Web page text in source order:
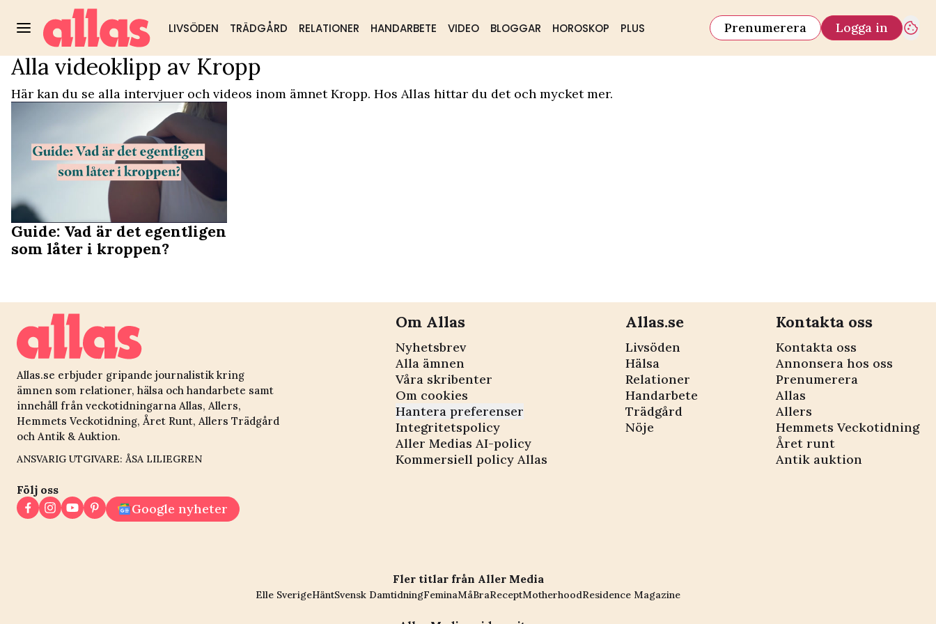
LIVSÖDEN TRÄDGÅRD RELATIONER HANDARBETE VIDEO BLOGGAR HOROSKOP PLUS Prenumerera Logga in
Populärt: Trädgård DIY & husmorstips Hälsa & välmående
Video Start/Kropp
Alla videoklipp av Kropp
Här kan du se alla intervjuer och videos inom ämnet Kropp. Hos Allas hittar du det och mycket mer.
Guide: Vad är det egentligen
som låter i kroppen?
Allas.se erbjuder gripande journalistik kring
ämnen som relationer, hälsa och handarbete samt
innehåll från veckotidningarna Allas, Allers,
Hemmets Veckotidning, Året Runt, Allers Trädgård
och Antik & Auktion.
ANSVARIG UTGIVARE: ÅSA LILIEGREN
Följ oss
Google nyheter
Om Allas
Nyhetsbrev
Alla ämnen
Våra skribenter
Om cookies
Hantera preferenser
Integritetspolicy
Aller Medias AI-policy
Kommersiell policy Allas
Allas.se
Livsöden
Hälsa
Relationer
Handarbete
Trädgård
Nöje
Kontakta oss
Kontakta oss
Annonsera hos oss
Prenumerera
Allas
Allers
Hemmets Veckotidning
Året runt
Antik auktion
Fler titlar från Aller Media
Elle SverigeHäntSvensk DamtidningFeminaMåBraReceptMotherhoodResidence Magazine